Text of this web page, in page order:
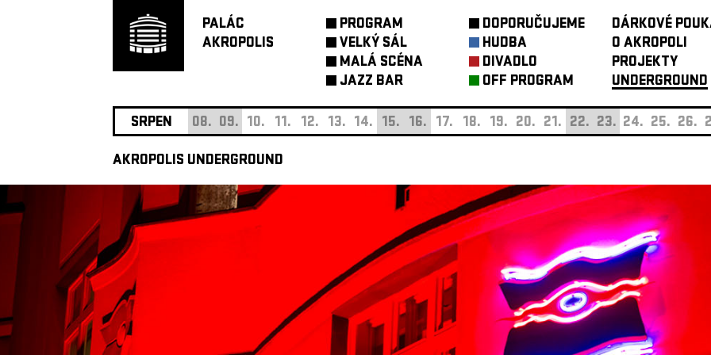
PALÁC
AKROPOLIS
PROGRAM
VELKÝ SÁL
MALÁ SCÉNA
JAZZ BAR
DOPORUČUJEME
HUDBA
DIVADLO
OFF PROGRAM
DÁRKOVÉ
O AKROPOLI
PROJEKTY
UNDERGROUND
SRPEN 08. 09. 10. 11. 12. 13. 14. 15. 16. 17. 18. 19. 20. 21. 22. 23. 24. 25. 26.
AKROPOLIS UNDERGROUND